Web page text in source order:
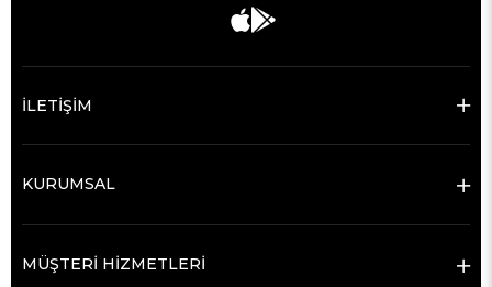
İLETİŞİM
KURUMSAL
MÜŞTERİ HİZMETLERİ